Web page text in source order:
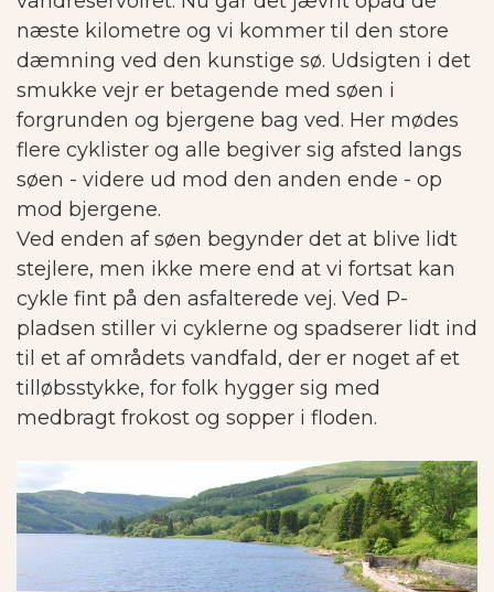
næste kilometre og vi kommer til den store
dæmning ved den kunstige sø. Udsigten i det
smukke vejr er betagende med søen i
forgrunden og bjergene bag ved. Her mødes
flere cyklister og alle begiver sig afsted langs
søen - videre ud mod den anden ende - op
mod bjergene.
Ved enden af søen begynder det at blive lidt
stejlere, men ikke mere end at vi fortsat kan
cykle fint på den asfalterede vej. Ved P-
pladsen stiller vi cyklerne og spadserer lidt ind
til et af områdets vandfald, der er noget af et
tilløbsstykke, for folk hygger sig med
medbragt frokost og sopper i floden.